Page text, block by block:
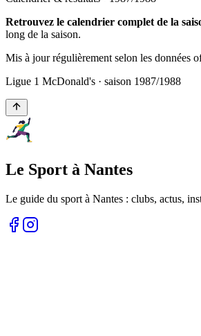
Retrouvez le calendrier complet de la
long de la saison.
Mis à jour régulièrement selon les données
Ligue 1 McDonald's · saison 1987/1988
Le Sport à Nantes
Le guide du sport à Nantes : clubs, actus,